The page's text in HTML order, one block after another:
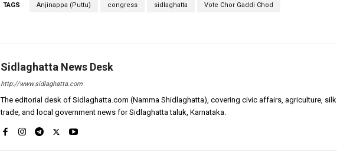
TAGS Anjinappa (Puttu) congress sidlaghatta Vote Chor Gaddi Chod
Sidlaghatta News Desk
http://www.sidlaghatta.com
The editorial desk of Sidlaghatta.com (Namma Shidlaghatta), covering civic affairs, agriculture, silk
trade, and local government news for Sidlaghatta taluk, Karnataka.